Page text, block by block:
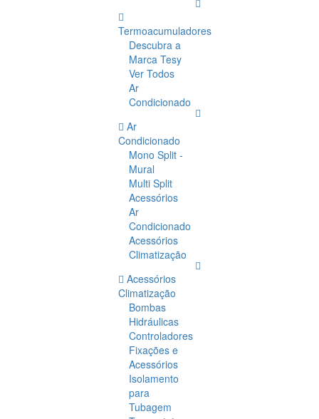
Termoacumuladores
Descubra a
Marca Tesy
Ver Todos
Ar
Condicionado
Ar
Condicionado
Mono Split -
Mural
Multi Split
Acessórios
Ar
Condicionado
Acessórios
Climatização
Acessórios
Climatização
Bombas
Hidráulicas
Controladores
Fixações e
Acessórios
Isolamento
para
Tubagem